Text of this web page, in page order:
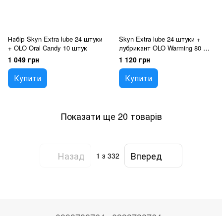
Набір Skyn Extra lube 24 штуки
+ OLO Oral Candy 10 штук
1 049 грн
Купити
Skyn Extra lube 24 штуки +
лубрикант OLO Warming 80 ML
( зігріваючий )
1 120 грн
Купити
Показати ще 20 товарів
Назад 1 з 332 Вперед